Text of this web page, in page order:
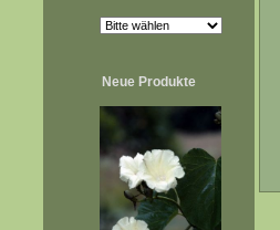
Neue Produkte